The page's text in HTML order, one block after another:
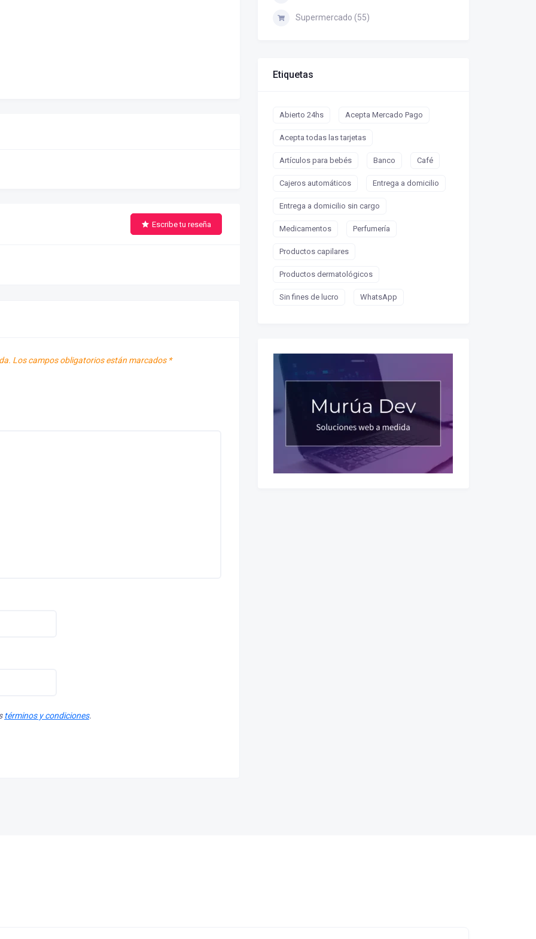
Escribe tu reseña
Los campos obligatorios están marcados *
términos y condiciones.
Supermercado (55)
Etiquetas
Abierto 24hs Acepta Mercado Pago
Acepta todas las tarjetas
Artículos para bebés Banco Café
Cajeros automáticos Entrega a domicilio
Entrega a domicilio sin cargo
Medicamentos Perfumería
Productos capilares
Productos dermatológicos
Sin fines de lucro WhatsApp